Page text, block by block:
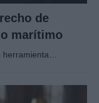
de
marítimo